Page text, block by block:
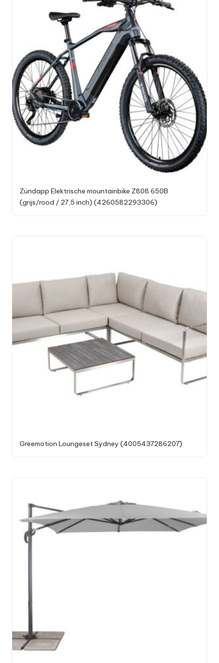
Zündapp Elektrische mountainbike Z808 650B
(grijs/rood / 27,5 inch) (4260582293306)
Greemotion Loungeset Sydney (4005437286207)